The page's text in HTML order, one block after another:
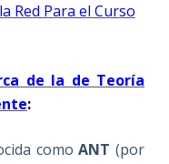
Red Para el Curso
de la de Teoría
:
comoANT (por